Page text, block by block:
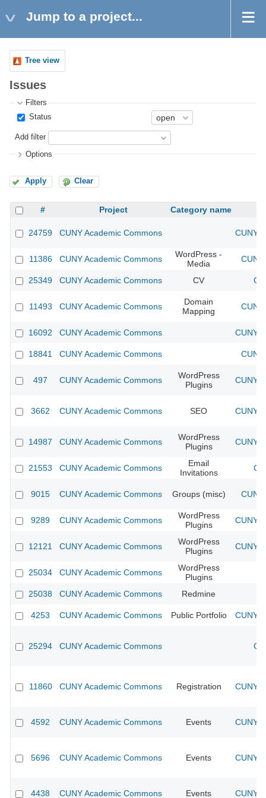
Jump to a project...
Tree view
Issues
Filters
Status
Add filter
Options
Apply Clear
# Project Category name
24759 CUNY Academic Commons CUNY
11386 CUNY Academic Commons
WordPress -
Media
25349 CUNY Academic Commons CV
11493 CUNY Academic Commons
Domain
Mapping
16092 CUNY Academic Commons CUNY
18841 CUNY Academic Commons
497 CUNY Academic Commons
WordPress
Plugins
CUNY
3662 CUNY Academic Commons SEO CUNY
14987 CUNY Academic Commons
WordPress
Plugins
CUNY
21553 CUNY Academic Commons
Email
Invitations
9015 CUNY Academic Commons Groups (misc)
9289 CUNY Academic Commons
WordPress
Plugins
CUNY
12121 CUNY Academic Commons
WordPress
Plugins
CUNY
25034 CUNY Academic Commons
WordPress
Plugins
25038
CUNY Academic Commons Redmine
4253 CUNY Academic Commons Public Portfolio CUNY
25294 CUNY Academic Commons
11860 CUNY Academic Commons Registration CUNY
4592 CUNY Academic Commons Events CUNY
5696 CUNY Academic Commons Events CUNY
4438 CUNY Academic Commons Events CUNY